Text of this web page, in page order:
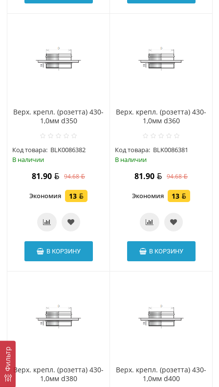
Фильтр
Верх. крепл. (розетта) 430-
1,0мм d350
Код товара: BLK0086382
В наличии
81.90 94.68
Экономия 13
В КОРЗИНУ
Верх. крепл. (розетта) 430-
1,0мм d360
Код товара: BLK0086381
В наличии
81.90 94.68
Экономия 13
В КОРЗИНУ
Верх. крепл. (розетта) 430-
1,0мм d380
Верх. крепл. (розетта) 430-
1,0мм d400